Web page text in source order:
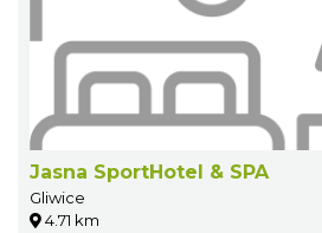
Jasna SportHotel & SPA
Gliwice
4.71 km